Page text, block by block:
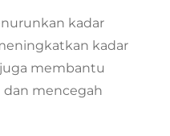
kadar
kadar
juga membantu
mencegah